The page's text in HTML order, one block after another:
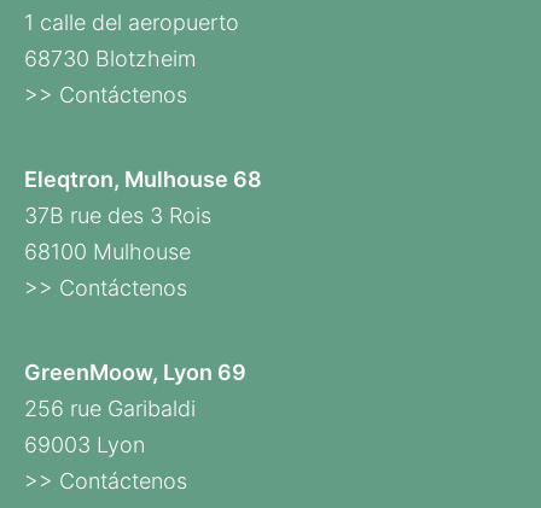
1 calle del aeropuerto
68730 Blotzheim
>> Contáctenos
Eleqtron, Mulhouse 68
37B rue des 3 Rois
68100 Mulhouse
>> Contáctenos
GreenMoow, Lyon 69
256 rue Garibaldi
69003 Lyon
>> Contáctenos